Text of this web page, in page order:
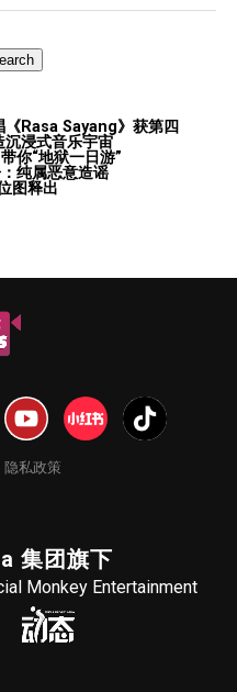
Rasa Sayang》获第四
浸式音乐宇宙
你“地狱一日游”
纯属恶意造谣
图释出
隐私政策
集团旗下